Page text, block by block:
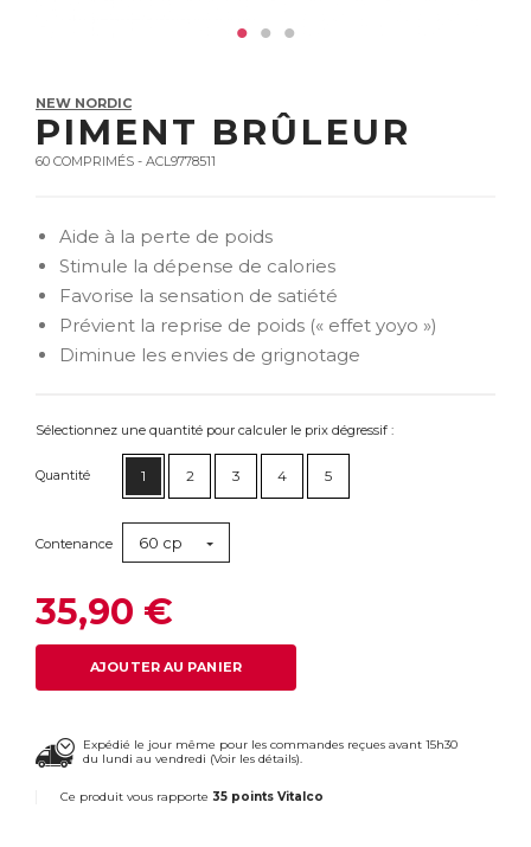
NEW NORDIC
PIMENT BRÛLEUR
60 COMPRIMÉS - ACL9778511
Aide à la perte de poids
Stimule la dépense de calories
Favorise la sensation de satiété
Prévient la reprise de poids (« effet yoyo »)
Diminue les envies de grignotage
Sélectionnez une quantité pour calculer le prix dégressif :
Quantité 1 2 3 4 5
Contenance 60 cp
35,90 €
AJOUTER AU PANIER
Expédié le jour même pour les commandes reçues avant 15h30
du lundi au vendredi (Voir les détails).
Ce produit vous rapporte 35 points Vitalco